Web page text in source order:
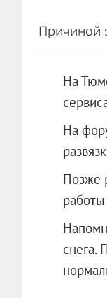
Причиной
На
На
Позже
снега.